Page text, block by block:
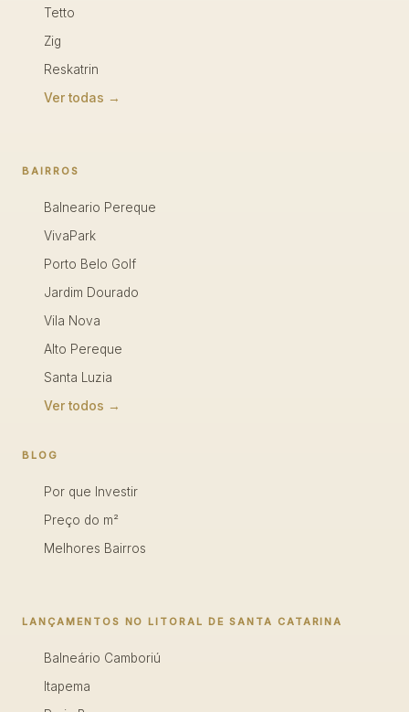
Tetto
Zig
Reskatrin
Ver todas →
BAIRROS
Balneario Pereque
VivaPark
Porto Belo Golf
Jardim Dourado
Vila Nova
Alto Pereque
Santa Luzia
Ver todos →
BLOG
Por que Investir
Preço do m²
Melhores Bairros
LANÇAMENTOS NO LITORAL DE SANTA CATARINA
Balneário Camboriú
Itapema